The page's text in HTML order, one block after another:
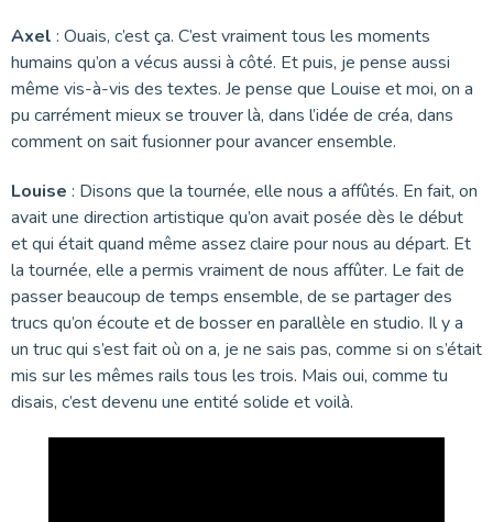
Axel : Ouais, c’est ça. C’est vraiment tous les moments
humains qu’on a vécus aussi à côté. Et puis, je pense aussi
même vis-à-vis des textes. Je pense que Louise et moi, on a
pu carrément mieux se trouver là, dans l’idée de créa, dans
comment on sait fusionner pour avancer ensemble.
Louise : Disons que la tournée, elle nous a affûtés. En fait, on
avait une direction artistique qu’on avait posée dès le début
et qui était quand même assez claire pour nous au départ. Et
la tournée, elle a permis vraiment de nous affûter. Le fait de
passer beaucoup de temps ensemble, de se partager des
trucs qu’on écoute et de bosser en parallèle en studio. Il y a
un truc qui s’est fait où on a, je ne sais pas, comme si on s’était
mis sur les mêmes rails tous les trois. Mais oui, comme tu
disais, c’est devenu une entité solide et voilà.